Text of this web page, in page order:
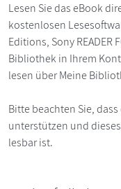
Lesen Sie das eBook
kostenlosen
Editions, Sony READER
Bibliothek in Ihrem
lesen über Meine
Bitte beachten Sie,
unterstützen und
lesbar ist.